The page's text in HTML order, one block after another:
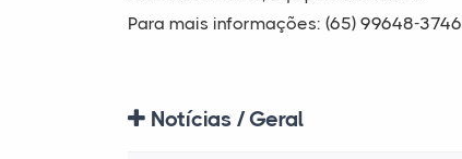
Para mais informações: (65) 99648-3746
Notícias / Geral